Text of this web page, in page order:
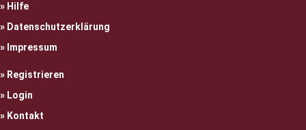
Hilfe
Datenschutzerklärung
Impressum
Registrieren
Login
Kontakt